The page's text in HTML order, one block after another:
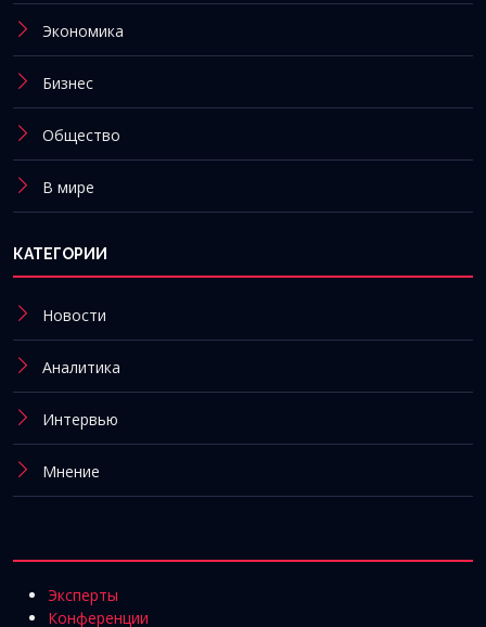
Экономика
Бизнес
Общество
В мире
КАТЕГОРИИ
Новости
Аналитика
Интервью
Мнение
Эксперты
Конференции